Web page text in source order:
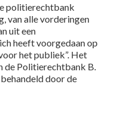
politierechtbank
van alle vorderingen
uit een
heeft voorgedaan op
het publiek”. Het
de Politierechtbank B.
door de